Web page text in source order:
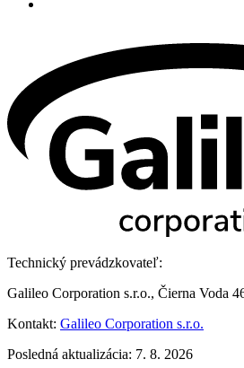
Technický prevádzkovateľ:
Galileo Corporation s.r.o., Čierna Voda
Kontakt: Galileo Corporation s.r.o.
Posledná aktualizácia: 7. 8. 2026